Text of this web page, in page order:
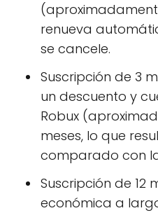
renueva
se cancele.
Suscripción de 3
un descuento y
Robux
meses, lo que
comparado con
Suscripción de 12
económica a